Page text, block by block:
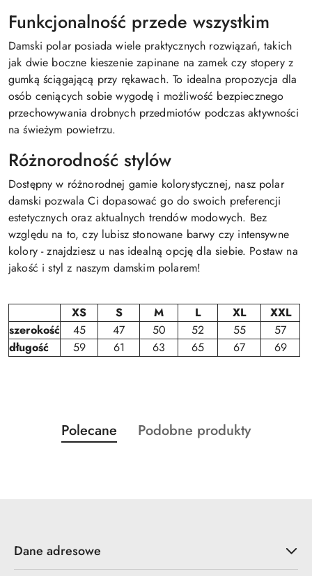
Funkcjonalność przede wszystkim
Damski polar posiada wiele praktycznych rozwiązań, takich
jak dwie boczne kieszenie zapinane na zamek czy stopery z
gumką ściągającą przy rękawach. To idealna propozycja dla
osób ceniących sobie wygodę i możliwość bezpiecznego
przechowywania drobnych przedmiotów podczas aktywności
na świeżym powietrzu.
Różnorodność stylów
Dostępny w różnorodnej gamie kolorystycznej, nasz polar
damski pozwala Ci dopasować go do swoich preferencji
estetycznych oraz aktualnych trendów modowych. Bez
względu na to, czy lubisz stonowane barwy czy intensywne
kolory - znajdziesz u nas idealną opcję dla siebie. Postaw na
jakość i styl z naszym damskim polarem!
XS S M L XL
XXL
szerokość
45 47 50 52 55
57
długość
59 61 63 65 67 69
Pomiń karuzelę produktów
Produkty
o
Polecane
Produkty
Podobne produkty
Dane adresowe